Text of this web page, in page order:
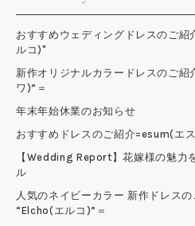
おすすめウェディングドレスのご
ルコ)"
新作オリジナルカラードレスのご
ワ)”＝
年末年始休業のお知らせ
おすすめドレスのご紹介=esum(エ
【Wedding Report】花嫁様の魅力
ル
人気のネイビーカラー 新作ドレス
“Elcho(エルコ)”＝